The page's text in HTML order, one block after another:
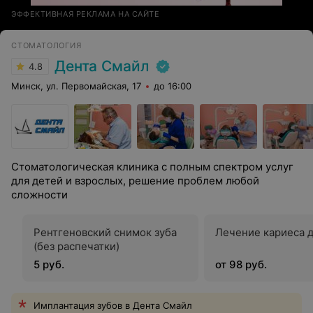
ЭФФЕКТИВНАЯ РЕКЛАМА НА САЙТЕ
СТОМАТОЛОГИЯ
4.8 Дента Смайл
Минск, ул. Первомайская, 17 до 16:00
Стоматологическая клиника с полным спектром услуг
для детей и взрослых, решение проблем любой
сложности
Рентгеновский снимок зуба
(без распечатки)
5 руб.
Лечение кариеса
от 98 руб.
Имплантация зубов в Дента Смайл